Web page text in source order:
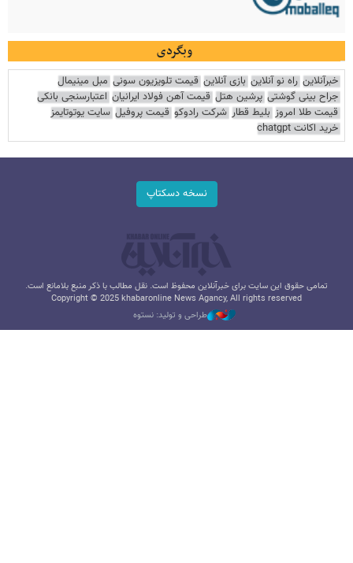
وبگردی
خبرآنلاین راه نو آنلاین بازی آنلاین قیمت تلویزیون سونی مبل مینیمال
جراح بینی گوشتی پرشین هتل قیمت آهن فولاد ایرانیان اعتبارسنجی بانکی
قیمت طلا امروز بلیط قطار شرکت رادوکو قیمت پروفیل سایت یوتوتایمز
خرید اکانت chatgpt
نسخه دسکتاپ
تمامی حقوق این سایت برای خبرآنلاین محفوظ است. نقل مطالب با ذکر منبع بلامانع است.
Copyright © 2025 khabaronline News Agancy, All rights reserved
طراحی و تولید: نستوه